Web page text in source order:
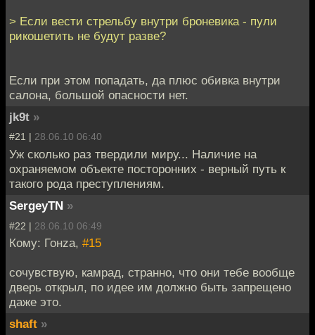
> Если вести стрельбу внутри броневика - пули
рикошетить не будут разве?
Если при этом попадать, да плюс обивка внутри
салона, большой опасности нет.
jk9t »
#21 | 28.06.10 06:40
Уж сколько раз твердили миру... Наличие на
охраняемом объекте посторонних - верный путь к
такого рода преступлениям.
SergeyTN »
#22 | 28.06.10 06:49
Кому: Гонzа, #15
сочувствую, камрад, странно, что они тебе вообще
дверь открыл, по идее им должно быть запрещено
даже это.
shaft »